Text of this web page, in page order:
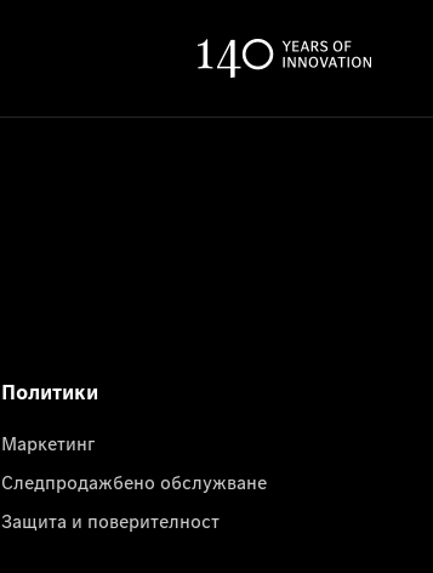
Политики
Маркетинг
Следпродажбено обслужване
Защита и поверителност